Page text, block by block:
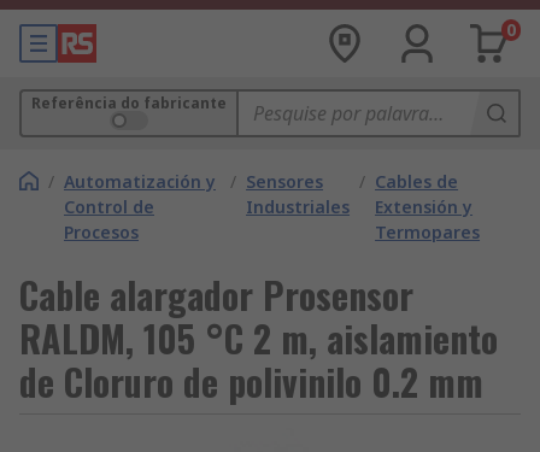
0
Referência do fabricante
/ Automatización y
Control de
Procesos
/ Sensores
Industriales
/ Cables de
Extensión y
Termopares
Cable alargador Prosensor
RALDM, 105 °C 2 m, aislamiento
de Cloruro de polivinilo 0.2 mm